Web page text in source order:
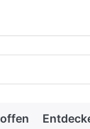
Während Sie